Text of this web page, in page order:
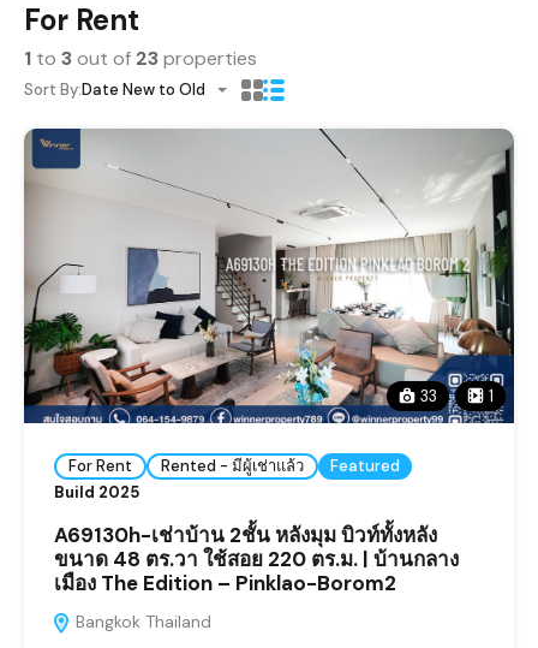
For Rent
1 to 3out of 23properties
Sort By:Date New to Old
33 1
For Rent Rented - มีผู้เช่าแล้ว
Featured
Build 2025
A69130h-เช่าบ้าน 2ชั้น หลังมุม บิวท์ทั้งหลัง
ขนาด 48 ตร.วา ใช้สอย 220 ตร.ม. | บ้านกลาง
เมือง The Edition – Pinklao-Borom2
Bangkok Thailand